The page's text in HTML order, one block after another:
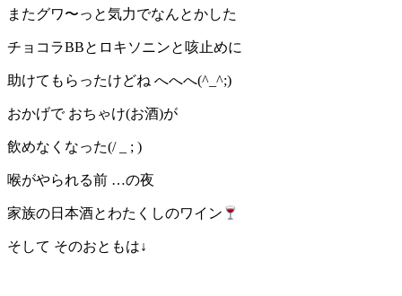
またグワ〜っと気力でなんとかした
チョコラBBとロキソニンと咳止めに
助けてもらったけどね へへへ(^_^;)
おかげで おちゃけ(お酒)が
飲めなくなった(/ _ ; )
喉がやられる前 …の夜
家族の日本酒とわたくしのワイン
そして そのおともは↓